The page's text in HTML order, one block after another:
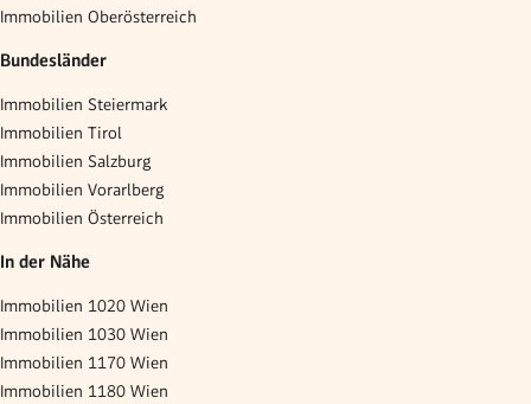
Immobilien Oberösterreich
Bundesländer
Immobilien Steiermark
Immobilien Tirol
Immobilien Salzburg
Immobilien Vorarlberg
Immobilien Österreich
In der Nähe
Immobilien 1020 Wien
Immobilien 1030 Wien
Immobilien 1170 Wien
Immobilien 1180 Wien